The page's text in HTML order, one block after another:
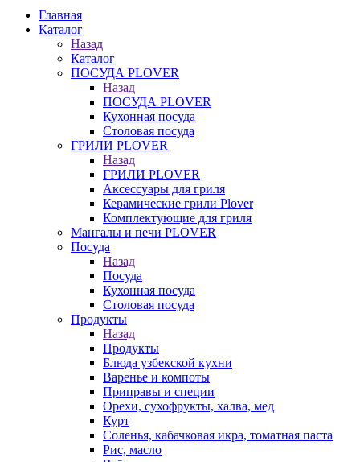
Главная
Каталог
Назад
Каталог
ПОСУДА PLOVER
Назад
ПОСУДА PLOVER
Кухонная посуда
Столовая посуда
ГРИЛИ PLOVER
Назад
ГРИЛИ PLOVER
Аксессуары для гриля
Керамические грили Plover
Комплектующие для гриля
Мангалы и печи PLOVER
Посуда
Назад
Посуда
Кухонная посуда
Столовая посуда
Продукты
Назад
Продукты
Блюда узбекской кухни
Варенье и компоты
Приправы и специи
Орехи, сухофрукты, халва, мед
Курт
Соленья, кабачковая икра, томатная паста
Рис, масло